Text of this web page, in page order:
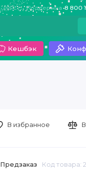
Поддержка 8 800
Кешбэк
Предзаказ Код товара:
В избранное